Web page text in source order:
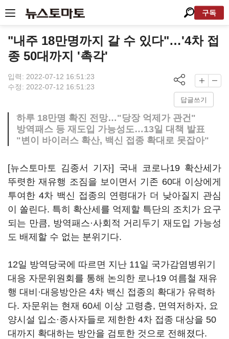
구독
"내주 18만명까지 갈 수 있다"…'4차 접
종 50대까지 '촉각'
입력: 2022-07-12 16:51:23
수정: 2022-07-12 16:51:23
답글쓰기
하루 18만명 확진 전망…"당장 억제가 관건"
방역패스 등 재도입 가능성도…13일 대책 발표
"변이 바이러스 확산, 백신 접종 확대로 못잡아"
[뉴스토마토 김종서 기자] 국내 코로나19 확산세가
뚜렷한 재유행 조짐을 보이면서 기존 60대 이상에게
투여한 4차 백신 접종의 연령대가 더 낮아질지 관심
이 쏠린다. 특히 확산세를 억제할 특단의 조치가 요구
되는 만큼, 방역패스·사회적 거리두기 재도입 가능성
도 배제할 수 없는 분위기다.
12일 방역당국에 따르면 지난 11일 국가감염병위기
대응 자문위원회를 통해 논의한 로나19 여름철 재유
행 대비·대응방안은 4차 백신 접종의 확대가 유력하
다. 자문위는 현재 60세 이상 고령층, 면역저하자, 요
양시설 입소·종사자들로 제한한 4차 접종 대상을 50
대까지 확대하는 방안을 검토한 것으로 전해졌다.